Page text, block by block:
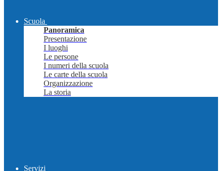
Scuola
Panoramica
Presentazione
I luoghi
Le persone
I numeri della scuola
Le carte della scuola
Organizzazione
La storia
Servizi